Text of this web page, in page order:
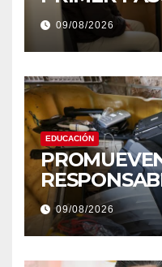
DERRIBAR
09/08/2026
EDUCACIÓN
09/08/2026